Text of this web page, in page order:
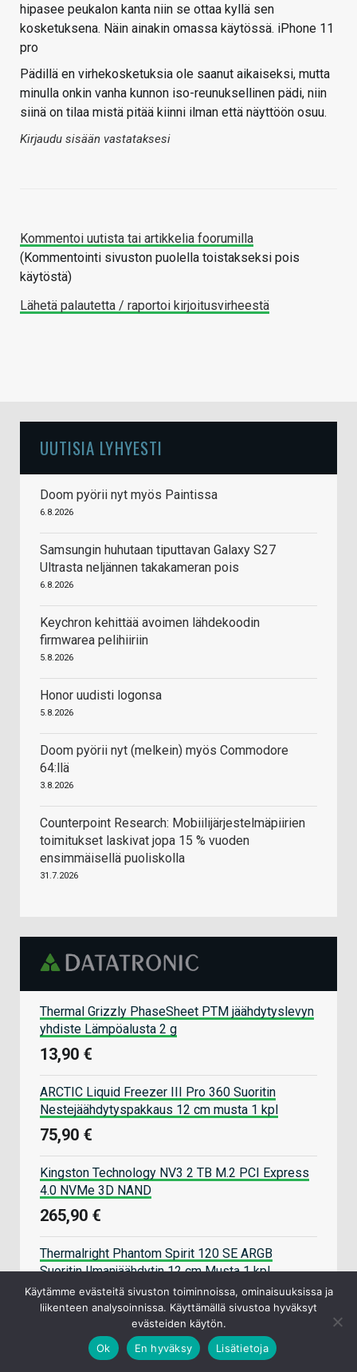
hipasee peukalon kanta niin se ottaa kyllä sen
kosketuksena. Näin ainakin omassa käytössä. iPhone 11
pro
Pädillä en virhekosketuksia ole saanut aikaiseksi, mutta
minulla onkin vanha kunnon iso-reunuksellinen pädi, niin
siinä on tilaa mistä pitää kiinni ilman että näyttöön osuu.
Kirjaudu sisään vastataksesi
Kommentoi uutista tai artikkelia foorumilla
(Kommentointi sivuston puolella toistakseksi pois
käytöstä)
Lähetä palautetta / raportoi kirjoitusvirheestä
UUTISIA LYHYESTI
Doom pyörii nyt myös Paintissa
6.8.2026
Samsungin huhutaan tiputtavan Galaxy S27
Ultrasta neljännen takakameran pois
6.8.2026
Keychron kehittää avoimen lähdekoodin
firmwarea pelihiiriin
5.8.2026
Honor uudisti logonsa
5.8.2026
Doom pyörii nyt (melkein) myös Commodore
64:llä
3.8.2026
Counterpoint Research: Mobiilijärjestelmäpiirien
toimitukset laskivat jopa 15 % vuoden
ensimmäisellä puoliskolla
31.7.2026
Thermal Grizzly PhaseSheet PTM jäähdytyslevyn
yhdiste Lämpöalusta 2 g
13,90 €
ARCTIC Liquid Freezer III Pro 360 Suoritin
Nestejäähdytyspakkaus 12 cm musta 1 kpl
75,90 €
Kingston Technology NV3 2 TB M.2 PCI Express
4.0 NVMe 3D NAND
265,90 €
Thermalright Phantom Spirit 120 SE ARGB
Suoritin Ilmanjäähdytin 12 cm Musta 1 kpl
46,90 €
ASUS Prime 850W Gold ATX 3.1 -ATX-virtalähde,
Käytämme evästeitä sivuston toiminnoissa, ominaisuuksissa ja
liikenteen analysoinnissa. Käyttämällä sivustoa hyväksyt
evästeiden käytön.
Ok
En hyväksy Lisätietoja